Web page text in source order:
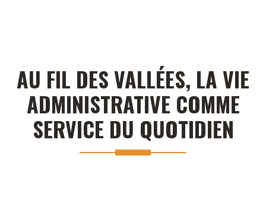
AU FIL DES VALLÉES, LA VIE
ADMINISTRATIVE COMME
SERVICE DU QUOTIDIEN